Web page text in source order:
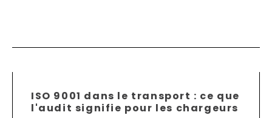
ISO 9001 dans le transport : ce que
l'audit signifie pour les chargeurs